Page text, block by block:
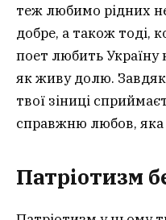
теж любимо рідних
добре, а також тоді,
поет любить Україну
як живу долю.
твої зіниці
справжню любов, яка
Патріотизм